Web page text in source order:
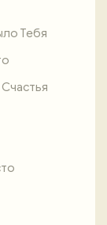
Тебя